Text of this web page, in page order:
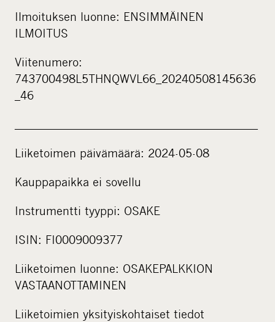
Ilmoituksen luonne: ENSIMMÄINEN
ILMOITUS
Viitenumero:
743700498L5THNQWVL66_20240508145636
_46
Liiketoimen päivämäärä: 2024-05-08
Kauppapaikka ei sovellu
Instrumentti tyyppi: OSAKE
ISIN: FI0009009377
Liiketoimen luonne: OSAKEPALKKION
VASTAANOTTAMINEN
Liiketoimien yksityiskohtaiset tiedot